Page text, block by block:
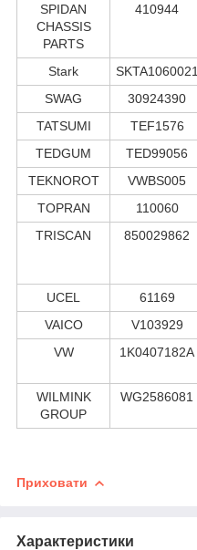
SPIDAN
CHASSIS
PARTS
410944
Stark SKTA1060021
SWAG
30924390
TATSUMI
TEF1576
TEDGUM
TED99056
TEKNOROT
VWBS005
TOPRAN
110060
TRISCAN
850029862
UCEL 61169
VAICO
V103929
VW
1K0407182A
WILMINK
GROUP
WG2586081
Приховати
Характеристики